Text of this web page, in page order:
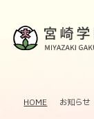
HOME お知らせ